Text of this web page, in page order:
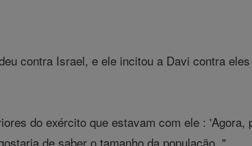
contra Israel, e ele incitou a Davi contra
do exército que estavam com ele :
de saber o tamanho da população. "